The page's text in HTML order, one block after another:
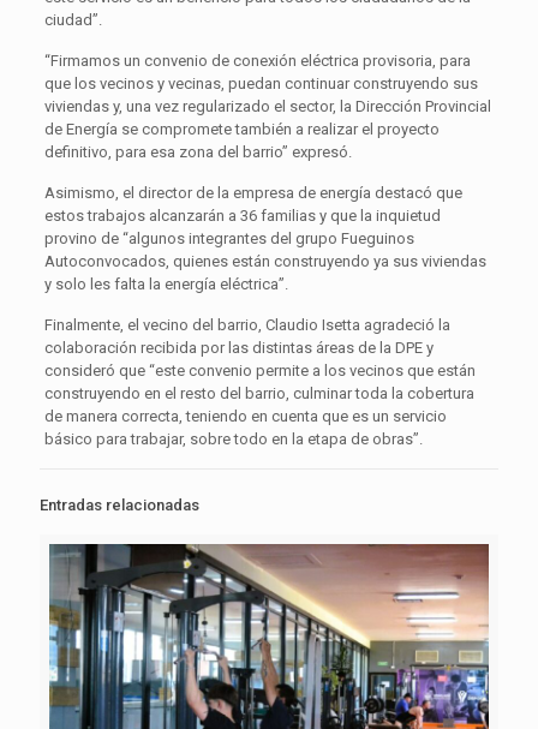
ciudad”.
“Firmamos un convenio de conexión eléctrica provisoria, para
que los vecinos y vecinas, puedan continuar construyendo sus
viviendas y, una vez regularizado el sector, la Dirección Provincial
de Energía se compromete también a realizar el proyecto
definitivo, para esa zona del barrio” expresó.
Asimismo, el director de la empresa de energía destacó que
estos trabajos alcanzarán a 36 familias y que la inquietud
provino de “algunos integrantes del grupo Fueguinos
Autoconvocados, quienes están construyendo ya sus viviendas
y solo les falta la energía eléctrica”.
Finalmente, el vecino del barrio, Claudio Isetta agradeció la
colaboración recibida por las distintas áreas de la DPE y
consideró que “este convenio permite a los vecinos que están
construyendo en el resto del barrio, culminar toda la cobertura
de manera correcta, teniendo en cuenta que es un servicio
básico para trabajar, sobre todo en la etapa de obras”.
Entradas relacionadas